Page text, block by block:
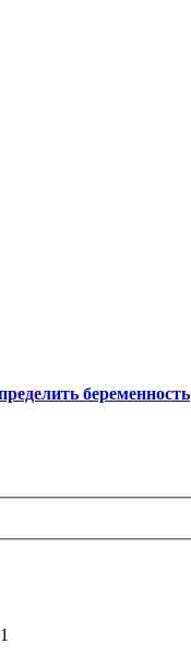
беременность